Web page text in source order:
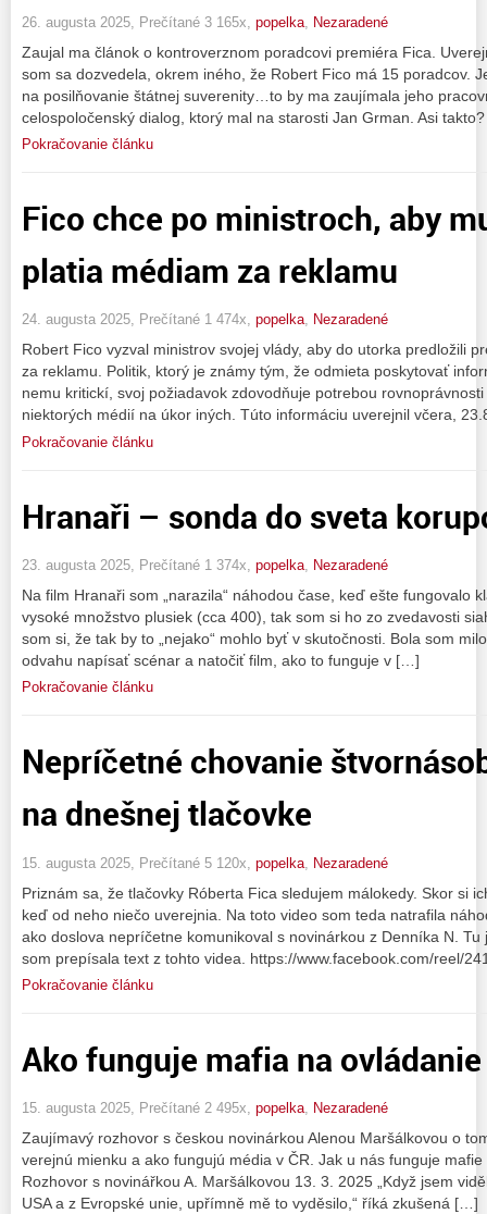
26. augusta 2025, Prečítané 3 165x, popelka Nezaradené
Zaujal ma článok o kontroverznom poradcovi premiéra Fica.
som sa dozvedela, okrem iného, že Robert Fico má 15 poradcov.
na posilňovanie štátnej suverenity…to by ma zaujímala jeho
celospoločenský dialog, ktorý mal na starosti Jan Grman. Asi
Pokračovanie článku
Fico chce po ministroch, aby
platia médiam za reklamu
24. augusta 2025, Prečítané 1 474x, popelka, Nezaradené
Robert Fico vyzval ministrov svojej vlády, aby do utorka predložili
za reklamu. Politik, ktorý je známy tým, že odmieta poskytovať
nemu kritickí, svoj požiadavok zdovodňuje potrebou
niektorých médií na úkor iných. Túto informáciu uverejnil včera,
Pokračovanie článku
Hranaři – sonda do sveta
23. augusta 2025, Prečítané 1 374x, popelka, Nezaradené
Na film Hranaři som „narazila“ náhodou čase, keď ešte fungovalo
vysoké množstvo plusiek (cca 400), tak som si ho zo zvedavosti
som si, že tak by to „nejako“ mohlo byť v skutočnosti. Bola som
odvahu napísať scénar a natočiť film, ako to funguje v […]
Pokračovanie článku
Nepríčetné chovanie
na dnešnej tlačovke
15. augusta 2025, Prečítané 5 120x, popelka Nezaradené
Priznám sa, že tlačovky Róberta Fica sledujem málokedy. Skor si
keď od neho niečo uverejnia. Na toto video som teda natrafila
ako doslova nepríčetne komunikoval s novinárkou z Denníka N.
som prepísala text z tohto videa. https://www.facebook.com/reel/
Pokračovanie článku
Ako funguje mafia na
15. augusta 2025, Prečítané 2 495x, popelka, Nezaradené
Zaujímavý rozhovor s českou novinárkou Alenou Maršálkovou o
verejnú mienku a ako fungujú média v ČR. Jak u nás funguje
Rozhovor s novinářkou A. Maršálkovou 13. 3. 2025 „Když jsem
USA a z Evropské unie, upřímně mě to vyděsilo,“ říká zkušená […]